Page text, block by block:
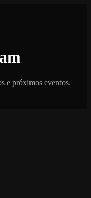
e próximos eventos.